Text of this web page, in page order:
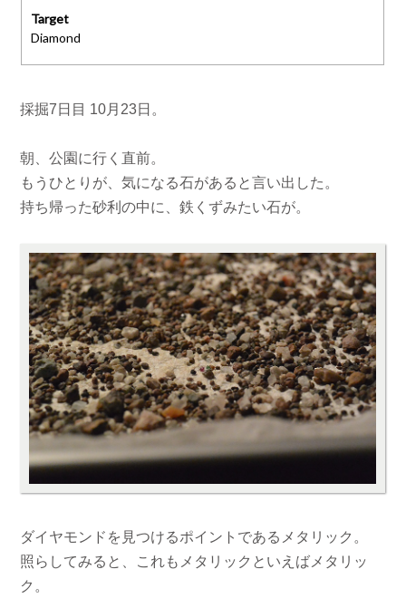
Target
Diamond
採掘7日目 10月23日。
朝、公園に行く直前。
もうひとりが、気になる石があると言い出した。
持ち帰った砂利の中に、鉄くずみたい石が。
ダイヤモンドを見つけるポイントであるメタリック。
照らしてみると、これもメタリックといえばメタリッ
ク。